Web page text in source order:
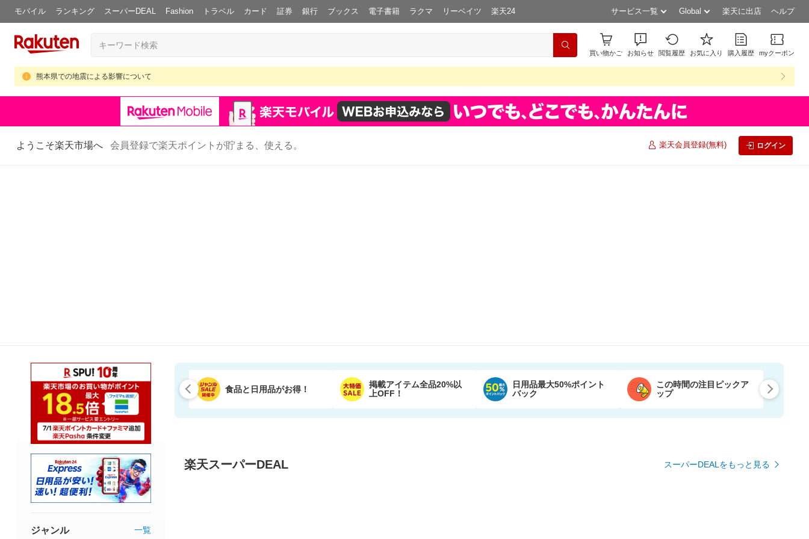
モバイル ランキング スーパーDEAL Fashion トラベル カード 証券 銀行 ブックス 電子書籍 ラクマ リーベイツ 楽天24 サービス一覧 Global 楽天に出店 ヘルプ
買い物かご お知らせ 閲覧履歴 お気に入り 購入履歴 myクーポン
熊本県での地震による影響について
ようこそ楽天市場へ 会員登録で楽天ポイントが貯まる、使える。 楽天会員登録(無料) ログイン
食品と日用品がお得！
掲載アイテム全品20%以
上OFF！
日用品最大50%ポイント
バック
この時間の注目ピックア
ップ
楽天スーパーDEAL スーパーDEALをもっと見る
ジャンル 一覧